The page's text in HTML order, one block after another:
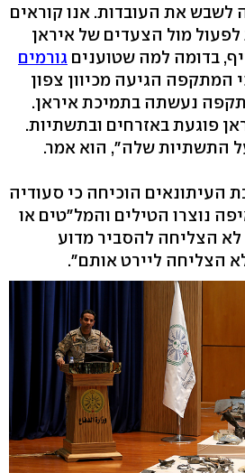
לשבש את העובדות. אנו קוראים
מול הצעדים של איראן
בדומה למה שטוענים גורמים
המתקפה הגיעה מכיוון צפון
נעשתה בתמיכת איראן.
פוגעת באזרחים ובתשתיות.
התשתיות שלה", הוא אמר.
העיתונאים הוכיחה כי סעודיה
נוצרו הטילים והמל"טים או
לא הצליחה להסביר מדוע
הצליחה ליירט אותם".